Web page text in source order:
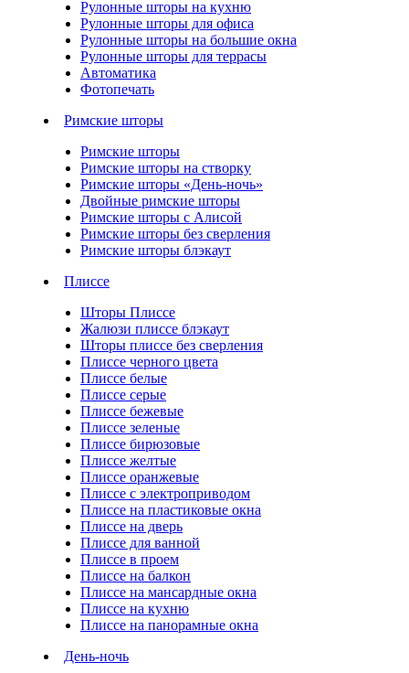
Рулонные шторы на кухню
Рулонные шторы для офиса
Рулонные шторы на большие окна
Рулонные шторы для террасы
Автоматика
Фотопечать
Римские шторы
Римские шторы
Римские шторы на створку
Римские шторы «День-ночь»
Двойные римские шторы
Римские шторы с Алисой
Римские шторы без сверления
Римские шторы блэкаут
Плиссе
Шторы Плиссе
Жалюзи плиссе блэкаут
Шторы плиссе без сверления
Плиссе черного цвета
Плиссе белые
Плиссе серые
Плиссе бежевые
Плиссе зеленые
Плиссе бирюзовые
Плиссе желтые
Плиссе оранжевые
Плиссе с электроприводом
Плиссе на пластиковые окна
Плиссе на дверь
Плиссе для ванной
Плиссе в проем
Плиссе на балкон
Плиссе на мансардные окна
Плиссе на кухню
Плиссе на панорамные окна
День-ночь